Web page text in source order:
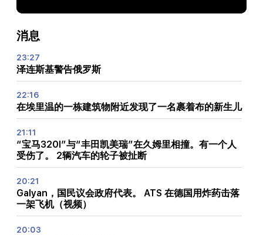
消息
23:27
泽连斯基警告俄罗斯
22:16
在埃里温的一栋建筑物附近发现了一名裹着布的新生儿
21:11
“宝马320I”与“丰田凯美瑞”在久姆里相撞。有一个人
受伤了。 2辆汽车的轮子被扯断
20:21
Galyan，国民议会政府代表。 ATS 在德国用炸药击落
一架飞机（视频）
20:03